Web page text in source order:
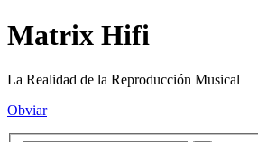
Matrix Hifi
La Realidad de la Reproducción Musical
Obviar